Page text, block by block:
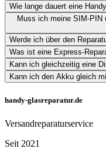
Wie lange dauert eine
Muss ich meine SIM-PIN
Werde ich über den
Was ist eine Express-
Kann ich gleichzeitig eine
Kann ich den Akku gleich
handy-glasreparatur.de
Versandreparaturservice
Seit 2021